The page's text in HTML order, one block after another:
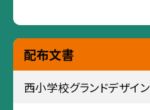
配布文書
西小学校グランドデザイン